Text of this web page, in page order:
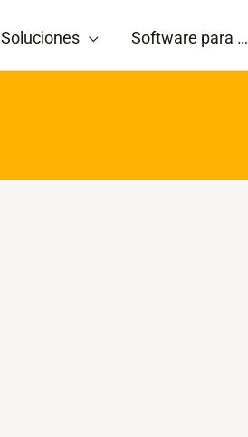
Soluciones Software para …